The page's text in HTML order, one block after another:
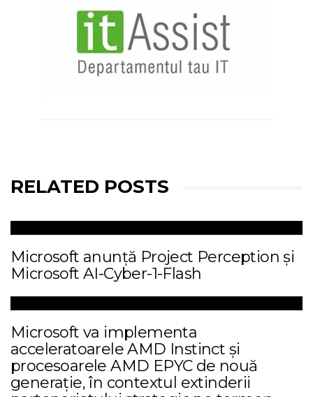
RELATED POSTS
Microsoft anunță Project Perception și
Microsoft AI-Cyber-1-Flash
Microsoft va implementa
acceleratoarele AMD Instinct și
procesoarele AMD EPYC de nouă
generație, în contextul extinderii